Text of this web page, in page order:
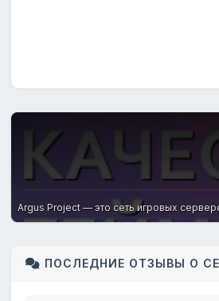
Argus Project — это сеть игровых
ПОСЛЕДНИЕ ОТЗЫВЫ О